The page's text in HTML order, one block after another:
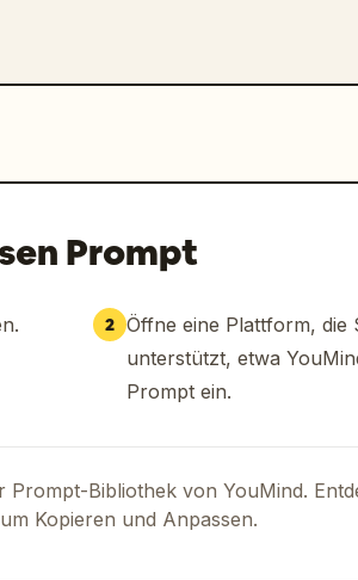
Prompt
2 Öffne eine Plattform, die
unterstützt, etwa
Prompt ein.
Bibliothek von YouMind.
Kopieren und Anpassen.